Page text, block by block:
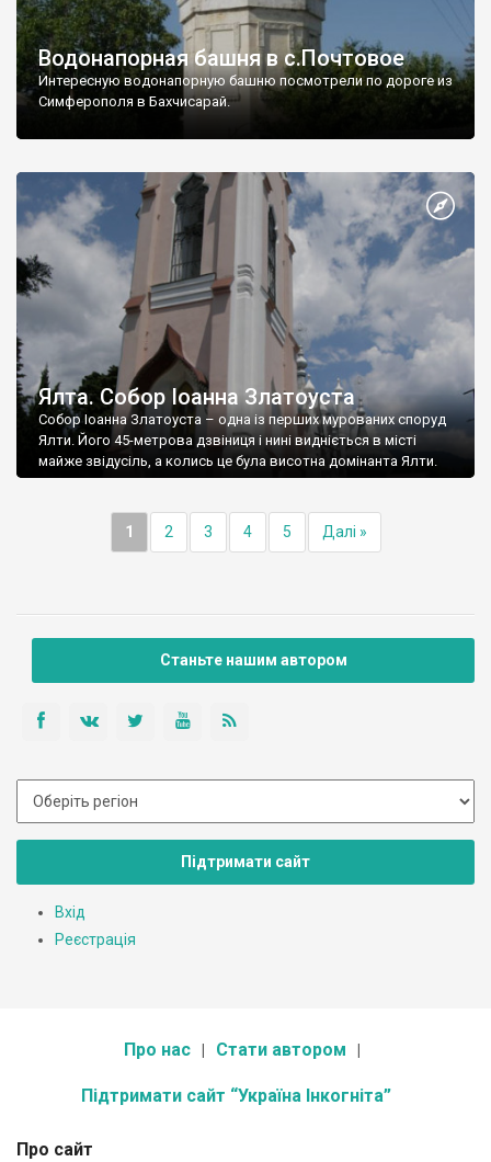
Водонапорная башня в с.Почтовое
Интересную водонапорную башню посмотрели по дороге из
Симферополя в Бахчисарай.
Ялта. Собор Іоанна Златоуста
Собор Іоанна Златоуста – одна із перших мурованих споруд
Ялти. Його 45-метрова дзвіниця і нині видніється в місті
майже звідусіль, а колись це була висотна домінанта Ялти.
1 2 3 4 5 Далі »
Станьте нашим автором
Підтримати сайт
Вхід
Реєстрація
Про нас Стати автором
Підтримати сайт “Україна Інкогніта”
Про сайт